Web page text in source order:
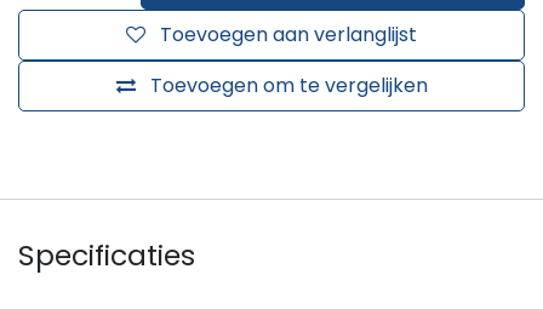
Toevoegen om te vergelijken
Toevoegen aan verlanglijst
Specificaties